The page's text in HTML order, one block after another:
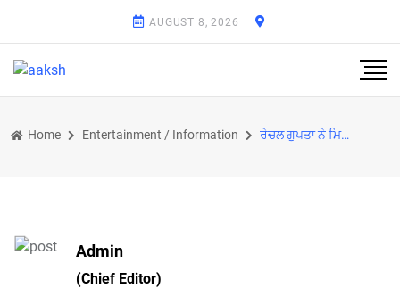
AUGUST 8, 2026
Home Entertainment / Information ਰੇਚਲ ਗੁਪਤਾ ਨੇ ਮਿਸ ਗ੍ਰਾਂਟ ਇੰਡੀਆ-2024 ਮੁਕਾਬਲੇ ਦਾ ਖਿਤਾਬ ਜਿੱਤ ਕੇ ਪੰਜਾਬ ਦਾ ਨਾਂ ਰੌਸ਼ਨ ਕੀਤਾ ਹੈ
Admin
(Chief Editor)